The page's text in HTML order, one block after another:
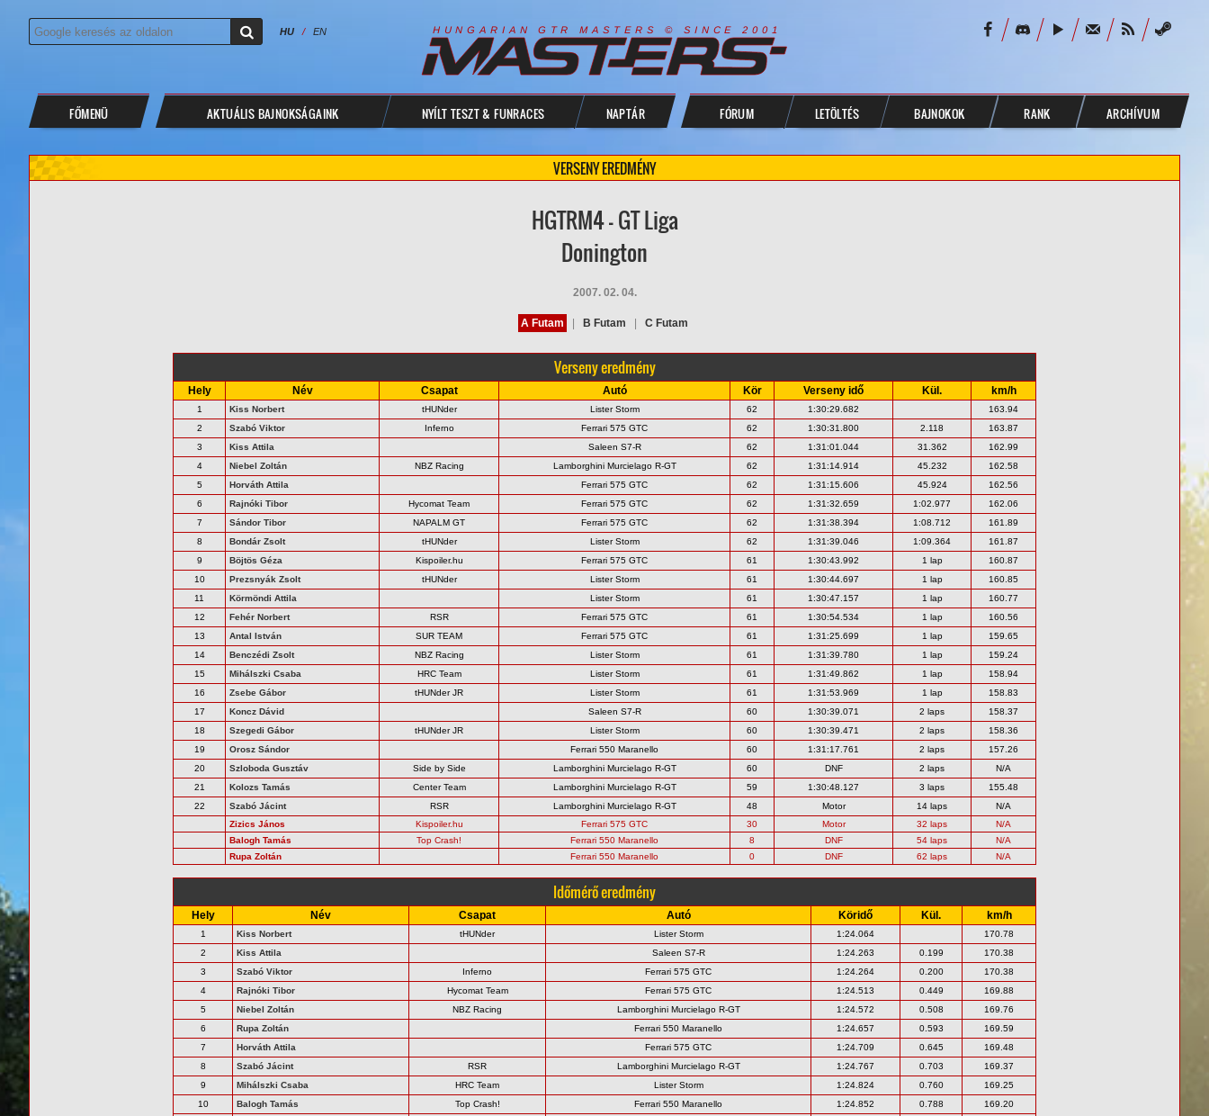
HU / EN H U N G A R I A N G T R M A S T E R S © S I N C E 2 0 0 1
FŐMENÜ AKTUÁLIS BAJNOKSÁGAINK NYÍLT TESZT & FUNRACES NAPTÁR FÓRUM LETÖLTÉS BAJNOKOK RANK ARCHÍVUM
VERSENY EREDMÉNY
HGTRM4 - GT Liga
Donington
2007. 02. 04.
A Futam B Futam C Futam
Verseny eredmény
Hely Név Csapat Autó Kör Verseny idő Kül. km/h
1 Kiss Norbert tHUNder Lister Storm 62 1:30:29.682
163.94
2
Szabó Viktor Inferno Ferrari 575 GTC 62 1:30:31.800 2.118
163.87
3
Kiss Attila Saleen S7-R 62 1:31:01.044 31.362
162.99
4
Niebel Zoltán NBZ Racing Lamborghini Murcielago R-GT 62 1:31:14.914 45.232
162.58
5
Horváth Attila Ferrari 575 GTC 62 1:31:15.606 45.924
162.56
6
Rajnóki Tibor Hycomat Team Ferrari 575 GTC 62 1:31:32.659 1:02.977
162.06
7
Sándor Tibor NAPALM GT Ferrari 575 GTC 62 1:31:38.394 1:08.712
161.89
8
Bondár Zsolt tHUNder Lister Storm 62 1:31:39.046 1:09.364
161.87
9
Böjtös Géza Kispoiler.hu Ferrari 575 GTC 61 1:30:43.992 1 lap
160.87
10
Prezsnyák Zsolt tHUNder Lister Storm 61 1:30:44.697 1 lap
160.85
11
Körmöndi Attila Lister Storm 61 1:30:47.157 1 lap
160.77
12
Fehér Norbert RSR Ferrari 575 GTC 61 1:30:54.534 1 lap
160.56
13
Antal István SUR TEAM Ferrari 575 GTC 61 1:31:25.699 1 lap
159.65
14
Benczédi Zsolt NBZ Racing Lister Storm 61 1:31:39.780 1 lap
159.24
15
Mihálszki Csaba HRC Team Lister Storm 61 1:31:49.862 1 lap
158.94
16
Zsebe Gábor tHUNder JR Lister Storm 61 1:31:53.969 1 lap
158.83
17
Koncz Dávid Saleen S7-R 60 1:30:39.071 2 laps
158.37
18
Szegedi Gábor tHUNder JR Lister Storm 60 1:30:39.471 2 laps
158.36
19
Orosz Sándor Ferrari 550 Maranello 60 1:31:17.761 2 laps
157.26
20
Szloboda Gusztáv Side by Side Lamborghini Murcielago R-GT 60 DNF 2 laps
N/A
21
Kolozs Tamás Center Team Lamborghini Murcielago R-GT 59 1:30:48.127 3 laps
155.48
22
Szabó Jácint RSR Lamborghini Murcielago R-GT 48 Motor 14 laps
N/A
Zizics János
Kispoiler.hu Ferrari 575 GTC 30 Motor 32 laps
N/A
Balogh Tamás
Top Crash! Ferrari 550 Maranello 8 DNF 54 laps
N/A
Rupa Zoltán
Ferrari 550 Maranello 0 DNF 62 laps N/A
Időmérő eredmény
Hely Név Csapat Autó Köridő Kül. km/h
1 Kiss Norbert tHUNder Lister Storm 1:24.064
170.78
2
Kiss Attila Saleen S7-R 1:24.263 0.199
170.38
3
Szabó Viktor Inferno Ferrari 575 GTC 1:24.264 0.200
170.38
4
Rajnóki Tibor Hycomat Team Ferrari 575 GTC 1:24.513 0.449
169.88
5
Niebel Zoltán NBZ Racing Lamborghini Murcielago R-GT 1:24.572 0.508
169.76
6
Rupa Zoltán Ferrari 550 Maranello 1:24.657 0.593
169.59
7
Horváth Attila Ferrari 575 GTC 1:24.709 0.645
169.48
8
Szabó Jácint RSR Lamborghini Murcielago R-GT 1:24.767 0.703
169.37
9
Mihálszki Csaba HRC Team Lister Storm 1:24.824 0.760
169.25
10
Balogh Tamás Top Crash! Ferrari 550 Maranello 1:24.852 0.788
169.20